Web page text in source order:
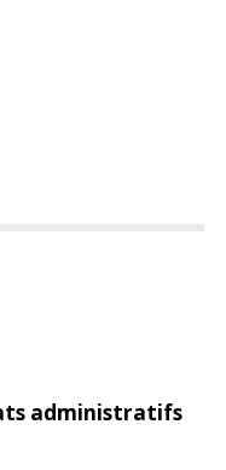
administratifs